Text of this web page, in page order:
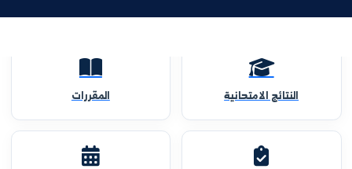
النتائج الامتحانية المقررات